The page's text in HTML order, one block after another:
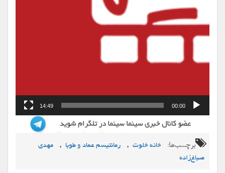
00:00
14:49
برچسب‌ها: خانه خلوت , رمانتیسم عماد و طوبا ,
مهدی
صباغ‌زاده